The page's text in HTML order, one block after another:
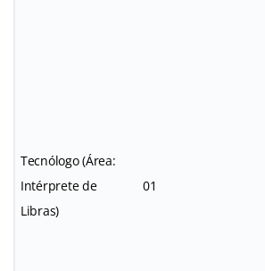
Tecnólogo (Área:
Intérprete de
Libras)
01